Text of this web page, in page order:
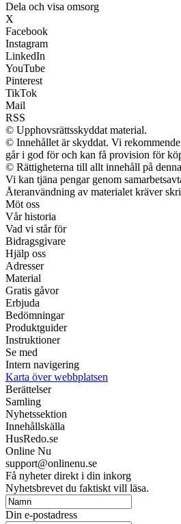
Dela och visa omsorg
X
Facebook
Instagram
LinkedIn
YouTube
Pinterest
TikTok
Mail
RSS
© Upphovsrättsskyddat material.
© Innehållet är skyddat. Vi
går i god för och kan få provision för
© Rättigheterna till allt innehåll på
Vi kan tjäna pengar genom
Återanvändning av materialet kräver
Möt oss
Vår historia
Vad vi står för
Bidragsgivare
Hjälp oss
Adresser
Material
Gratis gåvor
Erbjuda
Bedömningar
Produktguider
Instruktioner
Se med
Intern navigering
Karta över webbplatsen
Berättelser
Samling
Nyhetssektion
Innehållskälla
HusRedo.se
Online Nu
support@onlinenu.se
Få nyheter direkt i din inkorg
Nyhetsbrevet du faktiskt vill läsa.
Din e-postadress